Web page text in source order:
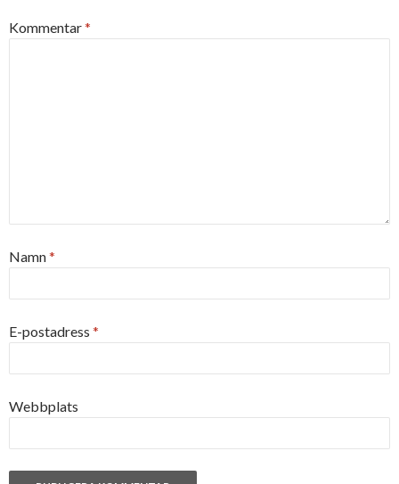
Kommentar*
Namn*
E-postadress *
Webbplats